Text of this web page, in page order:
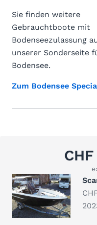
Sie finden weitere
Gebrauchtboote mit
Bodenseezulassung
unserer Sonderseite
Bodensee.
Zum Bodensee